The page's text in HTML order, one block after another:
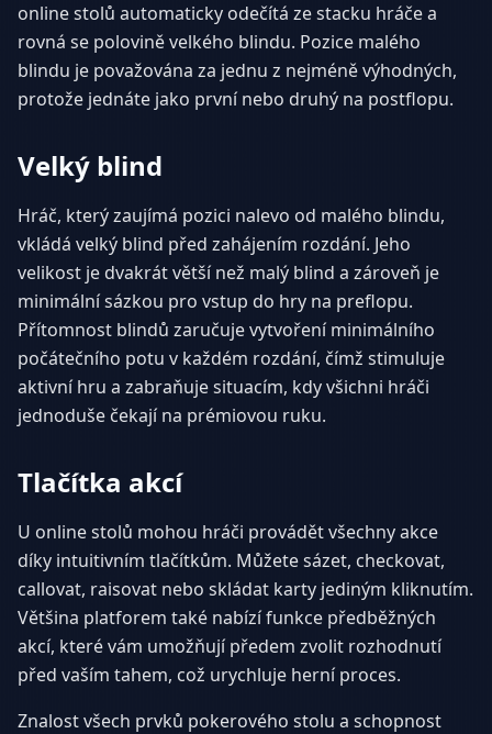
online stolů automaticky odečítá ze stacku hráče a
rovná se polovině velkého blindu. Pozice malého
blindu je považována za jednu z nejméně výhodných,
protože jednáte jako první nebo druhý na postflopu.
Velký blind
Hráč, který zaujímá pozici nalevo od malého blindu,
vkládá velký blind před zahájením rozdání. Jeho
velikost je dvakrát větší než malý blind a zároveň je
minimální sázkou pro vstup do hry na preflopu.
Přítomnost blindů zaručuje vytvoření minimálního
počátečního potu v každém rozdání, čímž stimuluje
aktivní hru a zabraňuje situacím, kdy všichni hráči
jednoduše čekají na prémiovou ruku.
Tlačítka akcí
U online stolů mohou hráči provádět všechny akce
díky intuitivním tlačítkům. Můžete sázet, checkovat,
callovat, raisovat nebo skládat karty jediným kliknutím.
Většina platforem také nabízí funkce předběžných
akcí, které vám umožňují předem zvolit rozhodnutí
před vaším tahem, což urychluje herní proces.
Znalost všech prvků pokerového stolu a schopnost